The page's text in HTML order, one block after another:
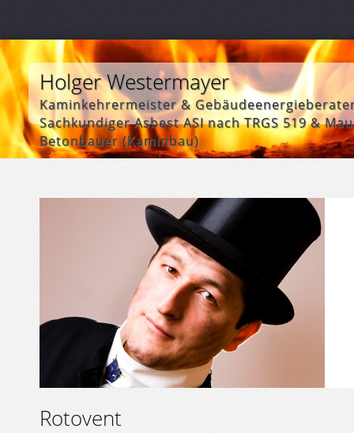
Holger Westermayer
Kaminkehrermeister &
Sachkundiger Asbest ASI nach TRGS 519 &
Betonbauer (Kaminbau)
Rotovent